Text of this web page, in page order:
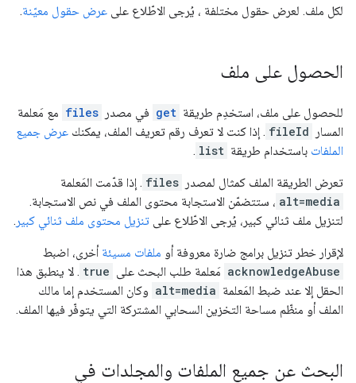
لكل ملف. لعرض حقول مختلفة ، يُرجى الاطّلاع على عرض حقول معيّنة.
الحصول على ملف
للحصول على ملف، استخدِم طريقة get في مصدر files مع مَعلمة
المسار
fileId . إذا كنت لا تعرف رقم تعريف الملف، يمكنك عرض جميع
الملفات باستخدام طريقة list
.
تعرض الطريقة الملف كمثال لمصدر files . إذا قدّمت المَعلمة
alt=media ، ستتضمّن الاستجابة محتوى الملف في نص الاستجابة.
لتنزيل ملف ثنائي كبير، يُرجى الاطّلاع على تنزيل محتوى ملف ثنائي كبير .
لإقرار خطر تنزيل برامج ضارة معروفة أو ملفات مسيئة أخرى، اضبط
acknowledgeAbuse مَعلمة طلب البحث على true . لا ينطبق هذا
الحقل إلا عند ضبط المَعلمة alt=media وكان المستخدم إما مالك
الملف أو منظّم مساحة التخزين السحابي المشتركة التي يتوفّر فيها الملف.
البحث عن جميع الملفات والمجلدات في